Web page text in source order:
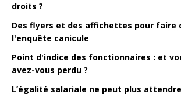
droits ?
Des flyers et des affichettes pour faire
l'enquête canicule
Point d'indice des fonctionnaires : et
avez-vous perdu ?
L’égalité salariale ne peut plus attendre